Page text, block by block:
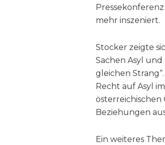
mehr inszeniert.
Stocker zeigte
Sachen Asyl und
gleichen
Recht auf Asyl
österreichischen
Beziehungen
Ein weiteres